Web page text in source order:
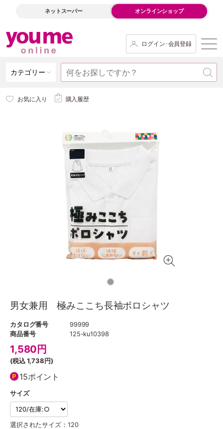
ネットスーパー オンラインショップ
ログイン･会員登録
カテゴリー
お気に入り 購入履歴
男女兼用 極みここち長袖ポロシャツ
カタログ番号
99999
商品番号
125-ku10398
1,580 円
(税込1,738円)
15ポイント
サイズ
選択されたサイズ：120